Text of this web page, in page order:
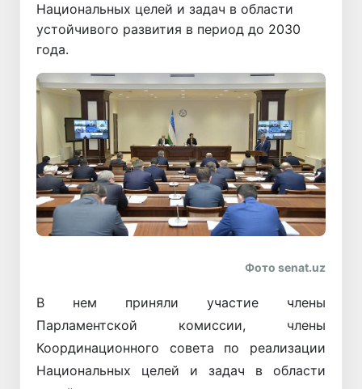
Национальных целей и задач в области
устойчивого развития в период до 2030
года.
Фото senat.uz
В нем приняли участие члены
Парламентской комиссии, члены
Координационного совета по реализации
Национальных целей и задач в области